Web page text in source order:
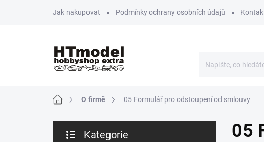
Jak nakupovat Podmínky ochrany osobních údajů
Domů O firmě 05 Formulář pro odstoupení od smlouvy
Kategorie 05